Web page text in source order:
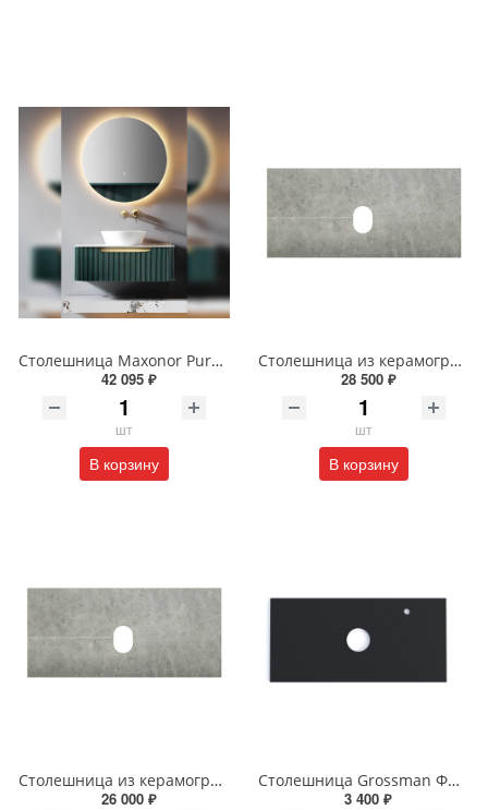
Столешница Maxonor Pure Life SALON 90 см Tourmaline PL-FCT05-90-MR камень пандоры
42 095 ₽
шт
В корзину
Столешница из керамогранита BelBagno 100 см KEP-100-MGL-W0 Marmo Grigio Lucido
28 500 ₽
шт
В корзину
Столешница из керамогранита BelBagno 100 см KEP-90-MGL-W0 Marmo Grigio Lucido
26 000 ₽
Столешница Grossman ФЛАЙ 100 см 501002 серая
3 400 ₽